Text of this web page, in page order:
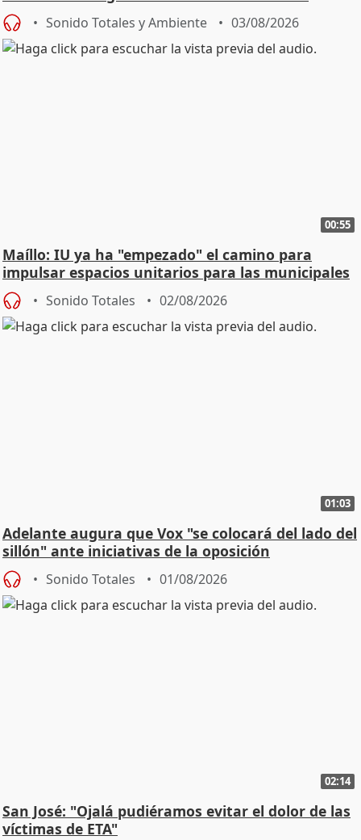
Urgencias
Sonido Totales y Ambiente 03/08/2026
00:55
Maíllo: IU ya ha "empezado" el camino para
impulsar espacios unitarios para las municipales
Sonido Totales 02/08/2026
01:03
Adelante augura que Vox "se colocará del lado del
sillón" ante iniciativas de la oposición
Sonido Totales 01/08/2026
02:14
San José: "Ojalá pudiéramos evitar el dolor de las
víctimas de ETA"